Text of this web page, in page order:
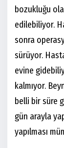
bozukluğu
edilebiliyor.
sonra
sürüyor.
evine
kalmıyor.
belli bir süre
gün arayla
yapılması